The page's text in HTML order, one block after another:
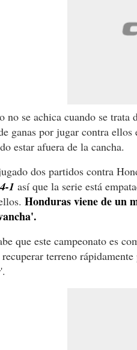
no se achica cuando se trata
ganas por jugar contra ellos
estar afuera de la cancha.
dos partidos contra
1 así que la serie está
Honduras viene de un
que este campeonato es
terreno